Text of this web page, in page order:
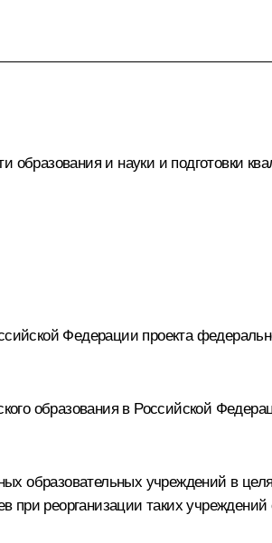
образования и науки и подготовки
Федерации проекта
образования в Российской
образовательных учреждений в
при реорганизации таких